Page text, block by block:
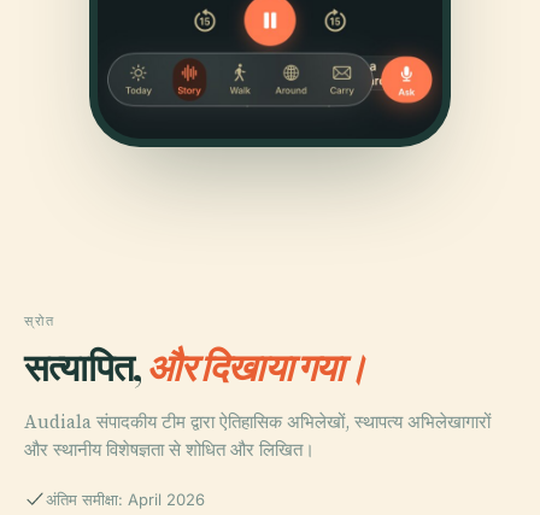
स्रोत
सत्यापित,और दिखाया गया।
Audiala संपादकीय टीम द्वारा ऐतिहासिक अभिलेखों, स्थापत्य अभिलेखागारों
और स्थानीय विशेषज्ञता से शोधित और लिखित।
अंतिम समीक्षा: April 2026